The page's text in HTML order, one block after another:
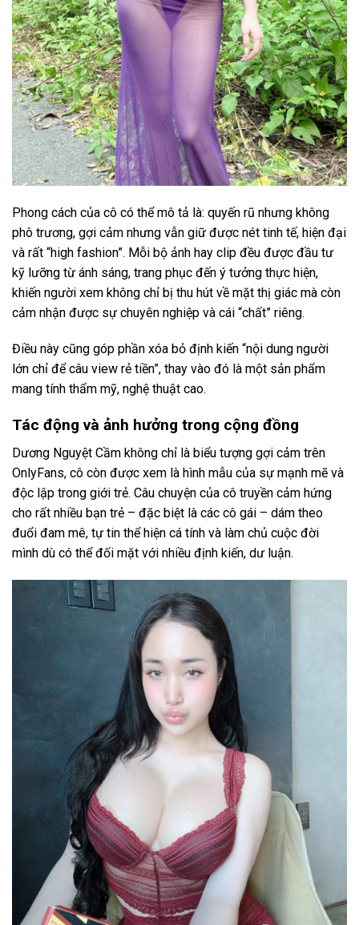
Phong cách của cô có thể mô tả là: quyến rũ nhưng không
phô trương, gợi cảm nhưng vẫn giữ được nét tinh tế, hiện đại
và rất “high fashion”. Mỗi bộ ảnh hay clip đều được đầu tư
kỹ lưỡng từ ánh sáng, trang phục đến ý tưởng thực hiện,
khiến người xem không chỉ bị thu hút về mặt thị giác mà còn
cảm nhận được sự chuyên nghiệp và cái “chất” riêng.
Điều này cũng góp phần xóa bỏ định kiến “nội dung người
lớn chỉ để câu view rẻ tiền”, thay vào đó là một sản phẩm
mang tính thẩm mỹ, nghệ thuật cao.
Tác động và ảnh hưởng trong cộng đồng
Dương Nguyệt Cầm không chỉ là biểu tượng gợi cảm trên
OnlyFans, cô còn được xem là hình mẫu của sự mạnh mẽ và
độc lập trong giới trẻ. Câu chuyện của cô truyền cảm hứng
cho rất nhiều bạn trẻ – đặc biệt là các cô gái – dám theo
đuổi đam mê, tự tin thể hiện cá tính và làm chủ cuộc đời
mình dù có thể đối mặt với nhiều định kiến, dư luận.